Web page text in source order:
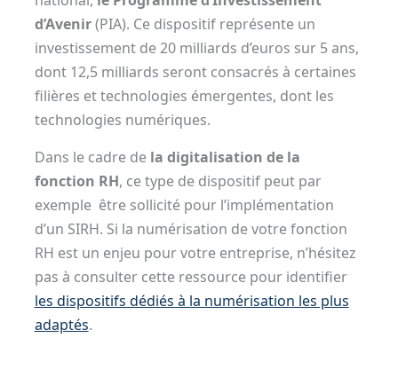
d’Avenir(PIA). Ce dispositif représente un
investissement de 20 milliards d’euros sur 5 ans,
dont 12,5 milliards seront consacrés à certaines
filières et technologies émergentes, dont les
technologies numériques.
Dans le cadre de la digitalisation de la
fonction RH, ce type de dispositif peut par
exemple être sollicité pour l’implémentation
d’un SIRH. Si la numérisation de votre fonction
RH est un enjeu pour votre entreprise, n’hésitez
pas à consulter cette ressource pour identifier
les dispositifs dédiés à la numérisation les plus
adaptés.